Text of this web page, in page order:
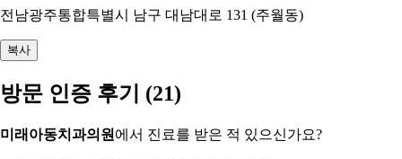
전남광주통합특별시 남구 대남대로 131 (주월동)
복사
방문 인증 후기 (21)
미래아동치과의원 에서 진료를 받은 적 있으신가요?